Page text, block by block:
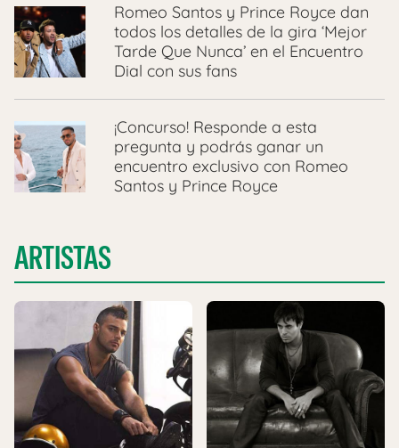
Romeo Santos y Prince Royce dan
todos los detalles de la gira ‘Mejor
Tarde Que Nunca’ en el Encuentro
Dial con sus fans
¡Concurso! Responde a esta
pregunta y podrás ganar un
encuentro exclusivo con Romeo
Santos y Prince Royce
ARTISTAS